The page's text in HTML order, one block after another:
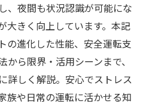
、夜間も状況認識が可能にな
大きく向上しています。本記
の進化した性能、安全運転支
ら限界・活用シーンまで、
詳しく解説。安心でストレス
族や日常の運転に活かせる知